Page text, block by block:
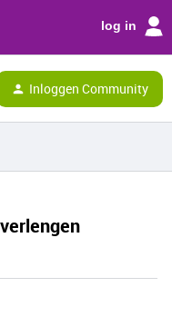
log in
Inloggen Community